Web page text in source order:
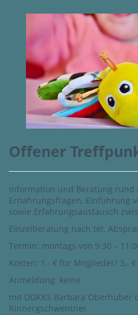
Offener
Information und Beratung rund
Ernährungsfragen, Einführung
sowie Erfahrungsaustausch
Einzelberatung nach tel.
Termin: montags von 9:30 –
Kosten: 1,- € für Mitglieder/ 3,-
Anmeldung: keine
mit DGKKS Barbara Oberhuber
Rinnergschwentner